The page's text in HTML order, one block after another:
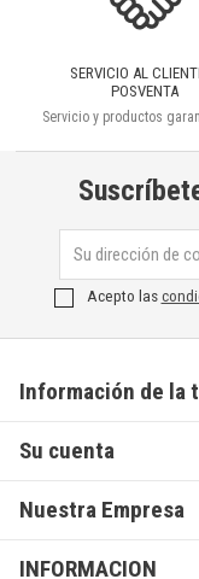
SERVICIO AL
POSVENTA
Servicio y productos
Acepto las
Información de la
Su cuenta
Nuestra Empresa
INFORMACION